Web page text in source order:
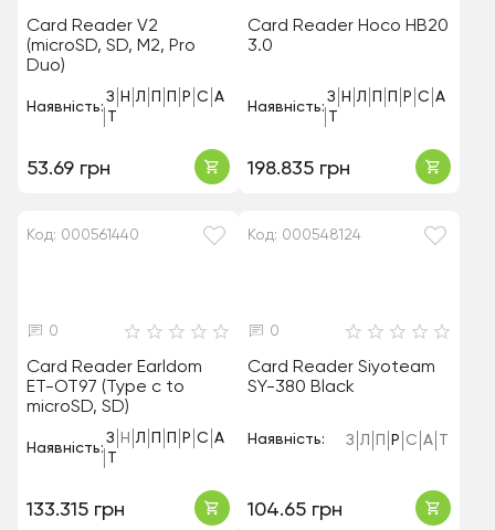
Card Reader V2
(microSD, SD, M2, Pro
Duo)
Наявність:
З Н Л П П Р С А
Т
53.69 грн
Card Reader Hoco HB20
3.0
Наявність:
З Н Л П П Р С А
Т
198.835 грн
Код: 000561440
0
Card Reader Earldom
ET-OT97 (Type c to
microSD, SD)
Наявність:
З Н Л П П Р С А
Т
133.315 грн
Код: 000548124
0
Card Reader Siyoteam
SY-380 Black
Наявність: З Л Р С А
104.65 грн